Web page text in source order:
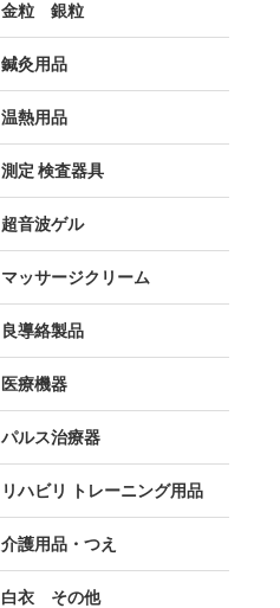
金粒 銀粒
鍼灸用品
温熱用品
測定 検査器具
超音波ゲル
マッサージクリーム
良導絡製品
医療機器
パルス治療器
リハビリ トレーニング用品
介護用品・つえ
白衣 その他